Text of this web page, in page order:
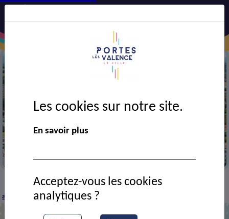
> CADRE DE VIE > Economie >Entreprises et
artisans
>Le Broadway
Les cookies sur notre site.
En savoir plus
Acceptez-vous les cookies
analytiques ?